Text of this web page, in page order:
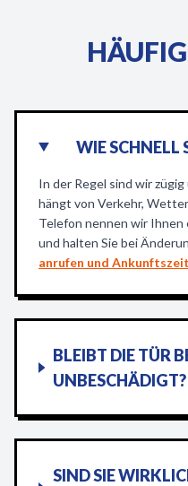
WIE SCHNELL
In der Regel sind wir
hängt von Verkehr,
Telefon nennen wir Ihnen
und halten Sie bei
anrufen und
BLEIBT DIE TÜR
UNBESCHÄDIGT?
SIND SIE